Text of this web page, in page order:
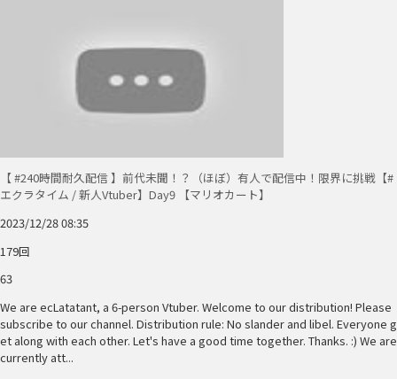
【 #240時間耐久配信 】前代未聞！？（ほぼ）有人で配信中！限界に挑戦【#
エクラタイム / 新人Vtuber】Day9 【マリオカート】
2023/12/28 08:35
179回
63
We are ecLatatant, a 6-person Vtuber. Welcome to our distribution! Please
subscribe to our channel. Distribution rule: No slander and libel. Everyone g
et along with each other. Let's have a good time together. Thanks. :) We are
currently att...